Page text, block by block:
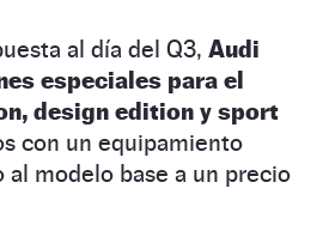
al día del Q3, Audi
especiales para el
design edition y sport
con un equipamiento
modelo base a un precio